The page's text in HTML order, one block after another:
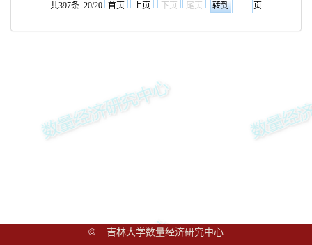
共397条 20/20 首页 上页 下页 尾页 页
©
吉林大学数量经济研究中心